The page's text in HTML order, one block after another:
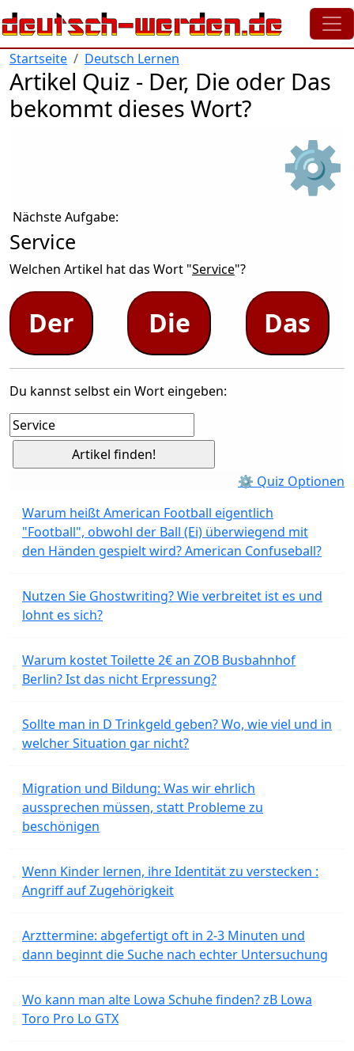
Direkt zum Inhalt
Startseite Deutsch Lernen
Artikel Quiz - Der, Die oder Das
bekommt dieses Wort?
⚙
Nächste Aufgabe:
Service
Welchen Artikel hat das Wort "Service"?
Der Die Das
Du kannst selbst ein Wort eingeben:
⚙ Quiz Optionen
Warum heißt American Football eigentlich
"Football", obwohl der Ball (Ei) überwiegend mit
den Händen gespielt wird? American Confuseball?
Nutzen Sie Ghostwriting? Wie verbreitet ist es und
lohnt es sich?
Warum kostet Toilette 2€ an ZOB Busbahnhof
Berlin? Ist das nicht Erpressung?
Sollte man in D Trinkgeld geben? Wo, wie viel und in
welcher Situation gar nicht?
Migration und Bildung: Was wir ehrlich
aussprechen müssen, statt Probleme zu
beschönigen
Wenn Kinder lernen, ihre Identität zu verstecken :
Angriff auf Zugehörigkeit
Arzttermine: abgefertigt oft in 2-3 Minuten und
dann beginnt die Suche nach echter Untersuchung
Wo kann man alte Lowa Schuhe finden? zB Lowa
Toro Pro Lo GTX